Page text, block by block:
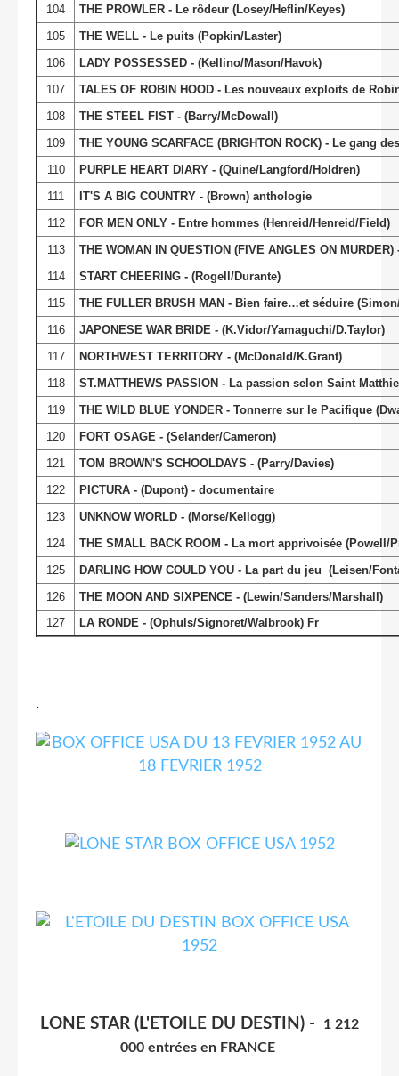
104
THE PROWLER - Le rôdeur (Losey/Heflin/Keyes)
105
THE WELL - Le puits (Popkin/Laster)
106
LADY POSSESSED - (Kellino/Mason/Havok)
107
TALES OF ROBIN HOOD - Les nouveaux exploits de
108
THE STEEL FIST - (Barry/McDowall)
109
THE YOUNG SCARFACE (BRIGHTON ROCK) - Le gang
110
PURPLE HEART DIARY - (Quine/Langford/Holdren)
111
IT'S A BIG COUNTRY - (Brown) anthologie
112
FOR MEN ONLY - Entre hommes (Henreid/Henreid/Field)
113
THE WOMAN IN QUESTION (FIVE ANGLES ON
114
START CHEERING - (Rogell/Durante)
115
THE FULLER BRUSH MAN - Bien faire…et séduire
116
JAPONESE WAR BRIDE - (K.Vidor/Yamaguchi/D.Taylor)
117
NORTHWEST TERRITORY - (McDonald/K.Grant)
118
ST.MATTHEWS PASSION - La passion selon Saint
119
THE WILD BLUE YONDER - Tonnerre sur le Pacifique
120
FORT OSAGE - (Selander/Cameron)
121
TOM BROWN'S SCHOOLDAYS - (Parry/Davies)
122
PICTURA - (Dupont) - documentaire
123
UNKNOW WORLD - (Morse/Kellogg)
124
THE SMALL BACK ROOM - La mort apprivoisée (Powell/
125
DARLING HOW COULD YOU - La part du jeu (Leisen/
126
THE MOON AND SIXPENCE - (Lewin/Sanders/Marshall)
127
LA RONDE - (Ophuls/Signoret/Walbrook) Fr
.
LONE STAR (L'ETOILE DU DESTIN) -
1 212
000 entrées en FRANCE